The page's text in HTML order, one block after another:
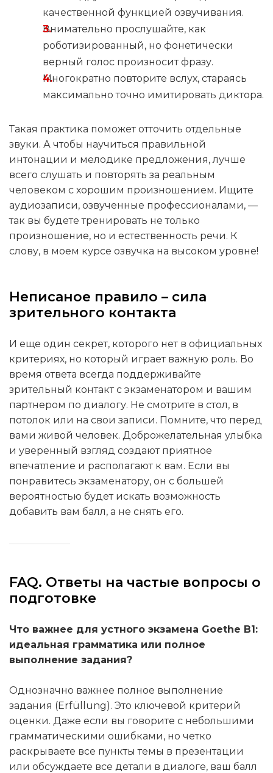
качественной функцией озвучивания.
Внимательно прослушайте, как
роботизированный, но фонетически
верный голос произносит фразу.
Многократно повторите вслух, стараясь
максимально точно имитировать диктора.
Такая практика поможет отточить отдельные
звуки. А чтобы научиться правильной
интонации и мелодике предложения, лучше
всего слушать и повторять за реальным
человеком с хорошим произношением. Ищите
аудиозаписи, озвученные профессионалами, —
так вы будете тренировать не только
произношение, но и естественность речи. К
слову, в моем курсе озвучка на высоком уровне!
Неписаное правило – сила
зрительного контакта
И еще один секрет, которого нет в официальных
критериях, но который играет важную роль. Во
время ответа всегда поддерживайте
зрительный контакт с экзаменатором и вашим
партнером по диалогу. Не смотрите в стол, в
потолок или на свои записи. Помните, что перед
вами живой человек. Доброжелательная улыбка
и уверенный взгляд создают приятное
впечатление и располагают к вам. Если вы
понравитесь экзаменатору, он с большей
вероятностью будет искать возможность
добавить вам балл, а не снять его.
FAQ. Ответы на частые вопросы о
подготовке
Что важнее для устного экзамена Goethe B1:
идеальная грамматика или полное
выполнение задания?
Однозначно важнее полное выполнение
задания (Erfüllung). Это ключевой критерий
оценки. Даже если вы говорите с небольшими
грамматическими ошибками, но четко
раскрываете все пункты темы в презентации
или обсуждаете все детали в диалоге, ваш балл